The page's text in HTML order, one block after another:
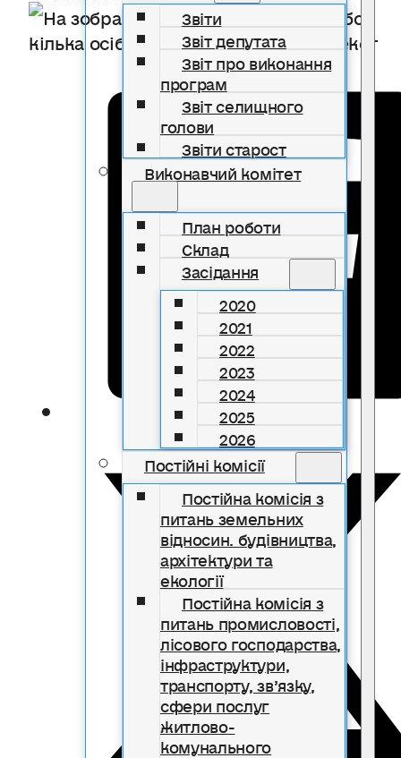
Звіти
Звіт депутата
Звіт про виконання
програм
Звіт селищного
голови
Звіти старост
Виконавчий комітет
План роботи
Склад
Засідання
2020
2021
2022
2023
2024
2025
2026
Постійні комісії
Постійна комісія з
питань земельних
відносин. будівництва,
архітектури та
екології
Постійна комісія з
питань промисловості,
лісового господарства,
інфраструктури,
транспорту, зв’язку,
сфери послуг
житлово-
комунального